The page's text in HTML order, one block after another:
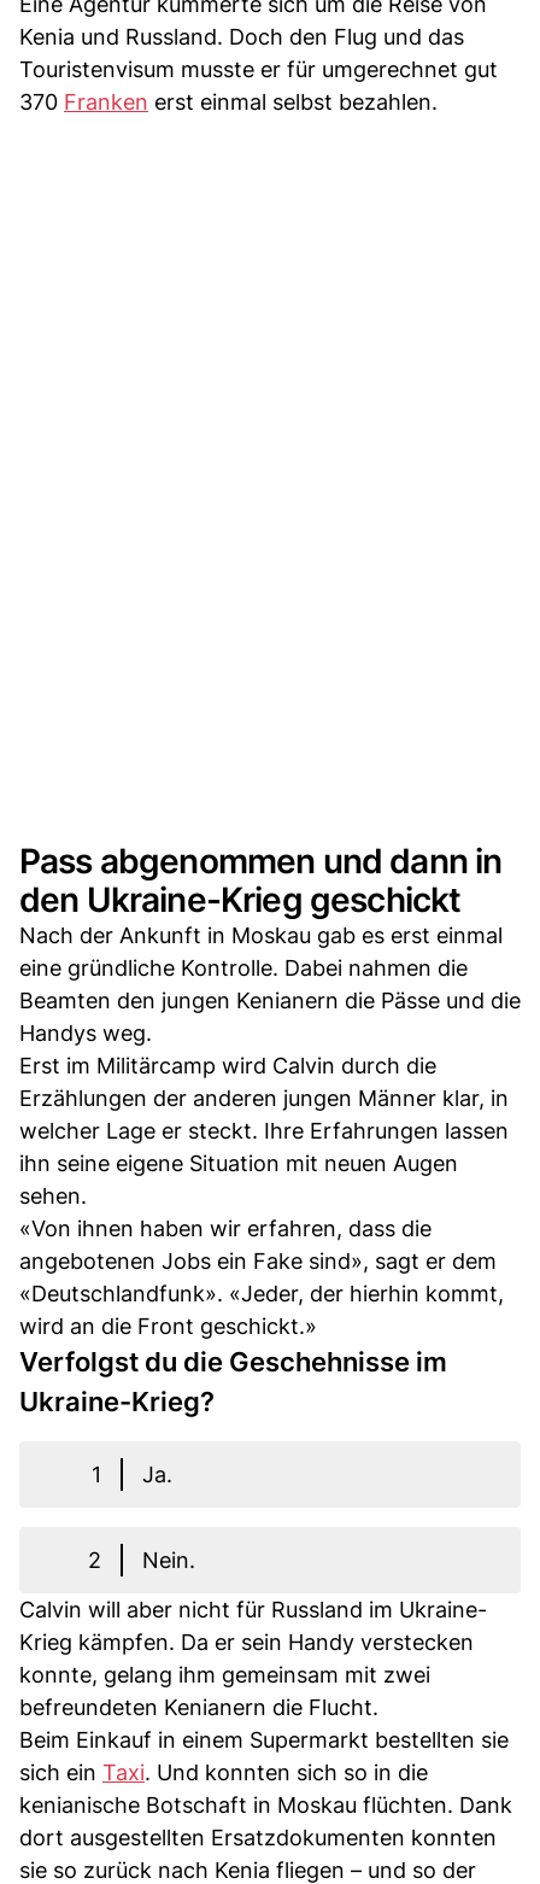
Kenia und Russland. Doch den Flug und das
Touristenvisum musste er für umgerechnet gut
370 Franken erst einmal selbst bezahlen.
Pass abgenommen und dann in
den Ukraine-Krieg geschickt
Nach der Ankunft in Moskau gab es erst einmal
eine gründliche Kontrolle. Dabei nahmen die
Beamten den jungen Kenianern die Pässe und die
Handys weg.
Erst im Militärcamp wird Calvin durch die
Erzählungen der anderen jungen Männer klar, in
welcher Lage er steckt. Ihre Erfahrungen lassen
ihn seine eigene Situation mit neuen Augen
sehen.
«Von ihnen haben wir erfahren, dass die
angebotenen Jobs ein Fake sind», sagt er dem
«Deutschlandfunk». «Jeder, der hierhin kommt,
wird an die Front geschickt.»
Verfolgst du die Geschehnisse im
Ukraine-Krieg?
1 Ja.
2
Nein.
Calvin will aber nicht für Russland im Ukraine-
Krieg kämpfen. Da er sein Handy verstecken
konnte, gelang ihm gemeinsam mit zwei
befreundeten Kenianern die Flucht.
Beim Einkauf in einem Supermarkt bestellten sie
sich ein Taxi. Und konnten sich so in die
kenianische Botschaft in Moskau flüchten. Dank
dort ausgestellten Ersatzdokumenten konnten
sie so zurück nach Kenia fliegen – und so der